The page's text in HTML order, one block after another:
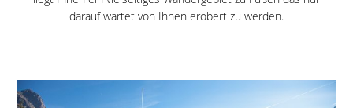
darauf wartet von Ihnen erobert zu werden.